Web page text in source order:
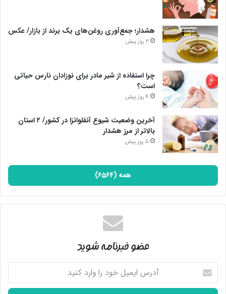
هشدار؛ جمع‌آوری روغن‌های یک برند از بازار/ عکس
3 روز پیش
چرا استفاده از شیر مادر برای نوزادان نارس حیاتی
است؟
4 روز پیش
آخرین وضعیت شیوع آنفلوانزا در کشور/ ۲ استان
بالاتر از مرز هشدار
5 روز پیش
همه (6564)
عضو خبرنامه شوید
آدرس
ایمیل
خود